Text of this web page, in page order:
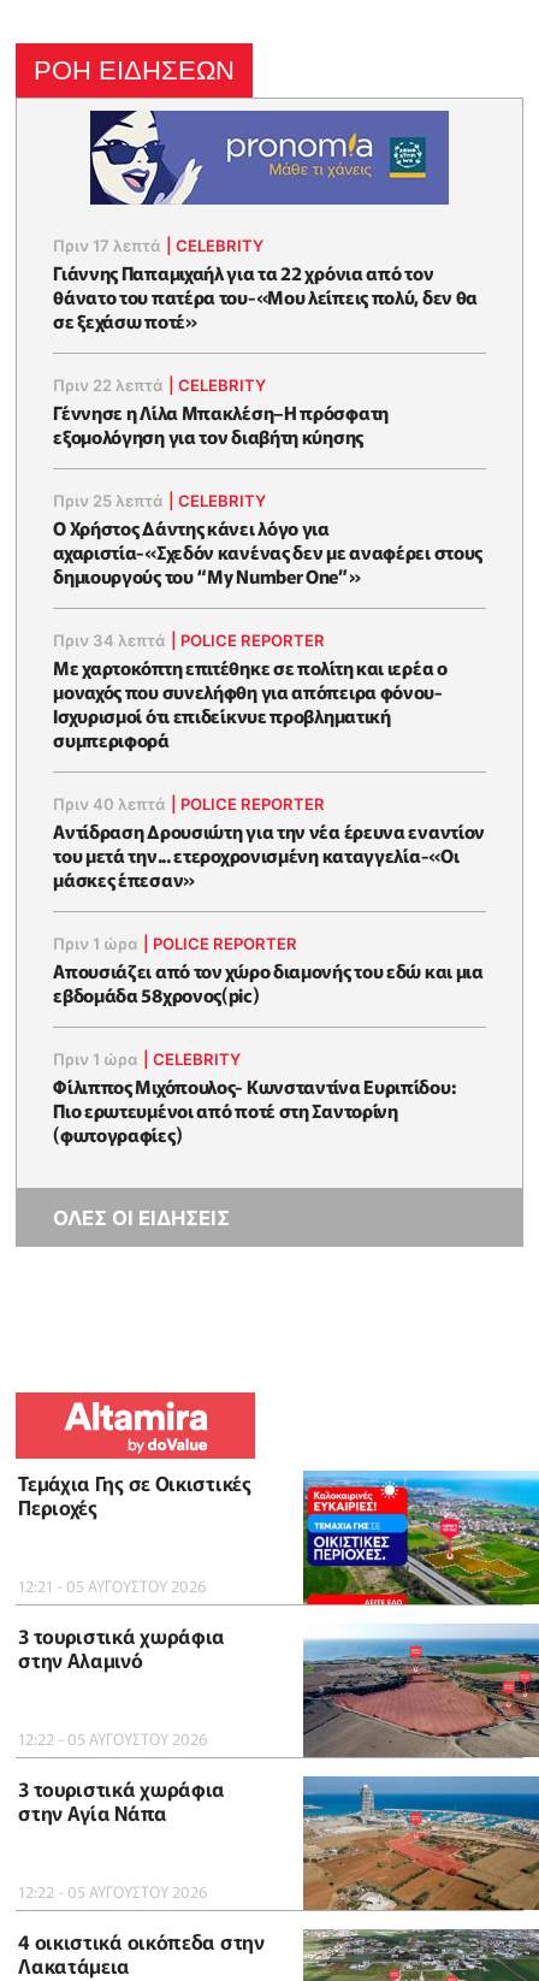
ΡΟΗ ΕΙΔΗΣΕΩΝ
Πριν 17 λεπτά |CELEBRITY
Γιάννης Παπαμιχαήλ για τα 22 χρόνια από τον
θάνατο του πατέρα του-«Μου λείπεις πολύ, δεν θα
σε ξεχάσω ποτέ»
Πριν 22 λεπτά |CELEBRITY
Γέννησε η Λίλα Μπακλέση–Η πρόσφατη
εξομολόγηση για τον διαβήτη κύησης
Πριν 25 λεπτά |CELEBRITY
Ο Χρήστος Δάντης κάνει λόγο για
αχαριστία-«Σχεδόν κανένας δεν με αναφέρει στους
δημιουργούς του “My Number One”»
Πριν 34 λεπτά POLICE REPORTER
Με χαρτοκόπτη επιτέθηκε σε πολίτη και ιερέα ο
μοναχός που συνελήφθη για απόπειρα φόνου-
Ισχυρισμοί ότι επιδείκνυε προβληματική
συμπεριφορά
Πριν 40 λεπτά POLICE REPORTER
Αντίδραση Δρουσιώτη για την νέα έρευνα εναντίον
του μετά την... ετεροχρονισμένη καταγγελία-«Οι
μάσκες έπεσαν»
Πριν 1 ώρα POLICE REPORTER
Απουσιάζει από τον χώρο διαμονής του εδώ και μια
εβδομάδα 58χρονος(pic)
Πριν 1 ώρα |CELEBRITY
Φίλιππος Μιχόπουλος- Κωνσταντίνα Ευριπίδου:
Πιο ερωτευμένοι από ποτέ στη Σαντορίνη
(φωτογραφίες)
ΟΛΕΣ ΟΙ ΕΙΔΗΣΕΙΣ
Τεμάχια Γης σε Οικιστικές
Περιοχές
12:21 - 05 ΑΥΓΟΥΣΤΟΥ 2026
3 τουριστικά χωράφια
στην Αλαμινό
12:22 - 05 ΑΥΓΟΥΣΤΟΥ 2026
3 τουριστικά χωράφια
στην Αγία Νάπα
12:22 - 05 ΑΥΓΟΥΣΤΟΥ 2026
4 οικιστικά οικόπεδα στην
Λακατάμεια